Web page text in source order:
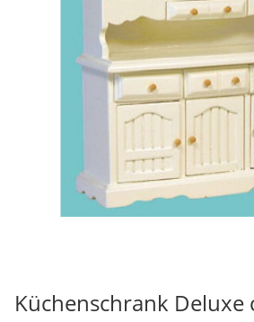
Küchenschrank Deluxe